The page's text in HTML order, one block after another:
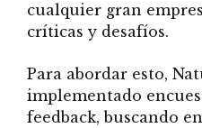
cualquier gran
críticas y desafíos.
Para abordar esto,
implementado
feedback, buscando